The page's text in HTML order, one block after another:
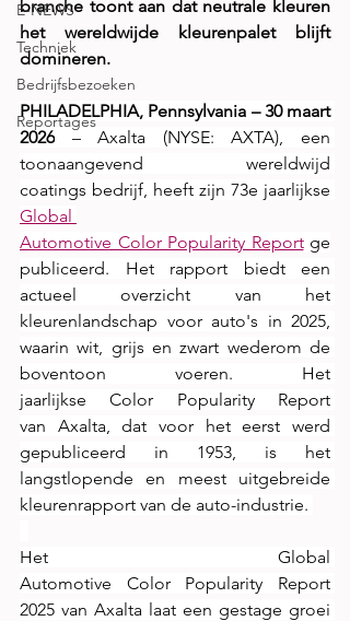
E-NEWS
Techniek
Bedrijfsbezoeken
Reportages
branche toont aan dat neutrale kleuren
het wereldwijde kleurenpalet blijft
domineren.
PHILADELPHIA, Pennsylvania – 30 maart
2026 – Axalta (NYSE: AXTA), een
toonaangevend wereldwijd
Global
Automotive Color Popularity Report ge
publiceerd. Het rapport biedt een
actueel overzicht van het
kleurenlandschap voor auto's in 2025,
waarin wit, grijs en zwart wederom de
boventoon voeren. Het
jaarlijkse Color Popularity Report
van Axalta, dat voor het eerst werd
gepubliceerd in 1953, is het
langstlopende en meest uitgebreide
kleurenrapport van de auto-industrie.
Het Global
Automotive Color Popularity Report
2025 van Axalta laat een gestage groei